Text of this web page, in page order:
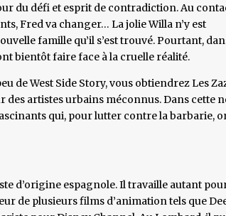
du défi et esprit de contradiction. Au
Fred va changer… La jolie Willa n’y est
famille qu’il s’est trouvé. Pourtant,
bientôt faire face à la cruelle réalité.
de West Side Story, vous obtiendrez Les
artistes urbains méconnus. Dans cette
qui, pour lutter contre la barbarie,
d’origine espagnole. Il travaille autant
de plusieurs films d’animation tels que